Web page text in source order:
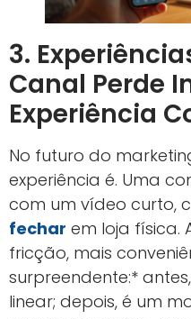
3.
Canal Perde
Experiência
No futuro do
experiência é. Uma
com um vídeo curto,
fechar em loja física.
fricção, mais
surpreendente:*
linear; depois, é um